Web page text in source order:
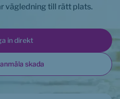
vägledning till rätt plats.
in direkt
skada